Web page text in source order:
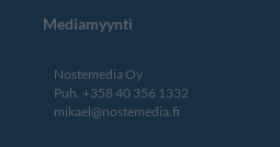
Mediamyynti
Nostemedia Oy
Puh. +358 40 356 1332
mikael@nostemedia.fi